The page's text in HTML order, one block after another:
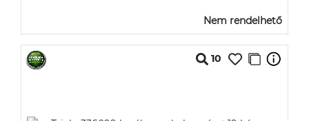
Nem rendelhető
10